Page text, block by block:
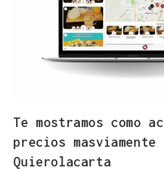
Te mostramos como
precios masviamente
Quierolacarta